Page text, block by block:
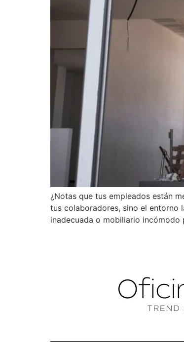
¿Notas que tus empleados están
tus colaboradores, sino el entorno
inadecuada o mobiliario incómodo